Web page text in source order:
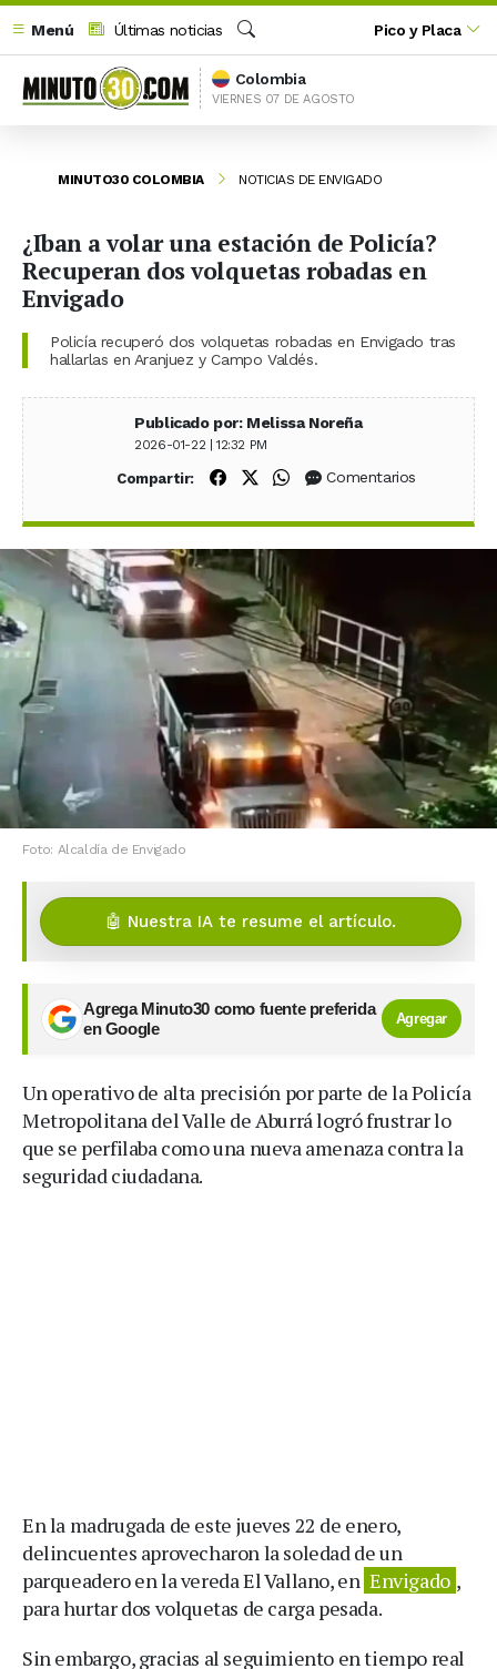
Menú
Últimas noticias
Buscar
Pico y Placa
Colombia
VIERNES 07 DE AGOSTO
MINUTO30 COLOMBIA NOTICIAS DE ENVIGADO
¿Iban a volar una estación de Policía?
Recuperan dos volquetas robadas en
Envigado
Policía recuperó dos volquetas robadas en Envigado tras
hallarlas en Aranjuez y Campo Valdés.
Publicado por: Melissa Noreña
2026-01-22 | 12:32 PM
Compartir: Compartir en Facebook
Compartir en X (Twitter)
Compartir en WhatsApp
Comentarios
Foto: Alcaldía de Envigado
🤖 Nuestra IA te resume el artículo.
Agrega Minuto30 como fuente preferida
en Google
Agregar
Un operativo de alta precisión por parte de la Policía
Metropolitana del Valle de Aburrá logró frustrar lo
que se perfilaba como una nueva amenaza contra la
seguridad ciudadana.
En la madrugada de este jueves 22 de enero,
delincuentes aprovecharon la soledad de un
parqueadero en la vereda El Vallano, en Envigado ,
para hurtar dos volquetas de carga pesada.
Sin embargo, gracias al seguimiento en tiempo real